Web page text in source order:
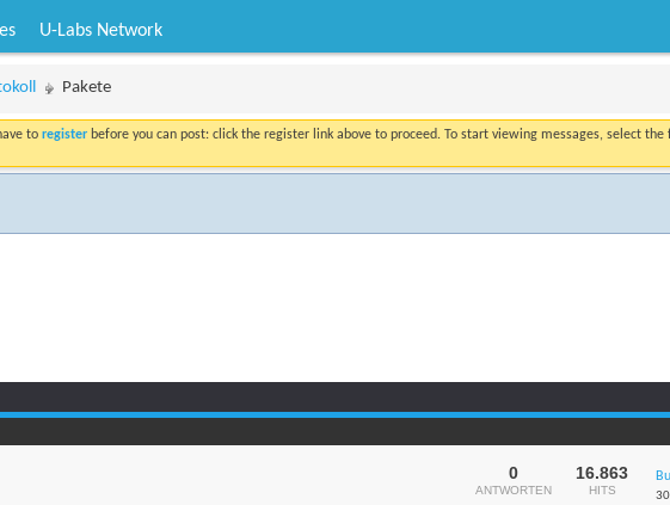
U-Labs Network
Pakete
toregister before you can post: click the register link above to proceed. To start viewing messages, select
0
ANTWORTEN
16.863
HITS